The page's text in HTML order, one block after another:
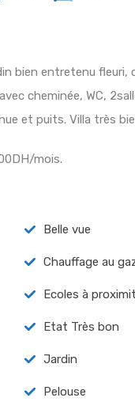
bien entretenu fleuri,
cheminée, WC,
et puits. Villa très
mois.
Belle vue
Chauffage au
Ecoles à
Etat Très bon
Jardin
Pelouse